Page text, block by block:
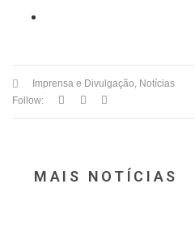
Imprensa e Divulgação, Notícias
Follow:
MAIS NOTÍCIAS